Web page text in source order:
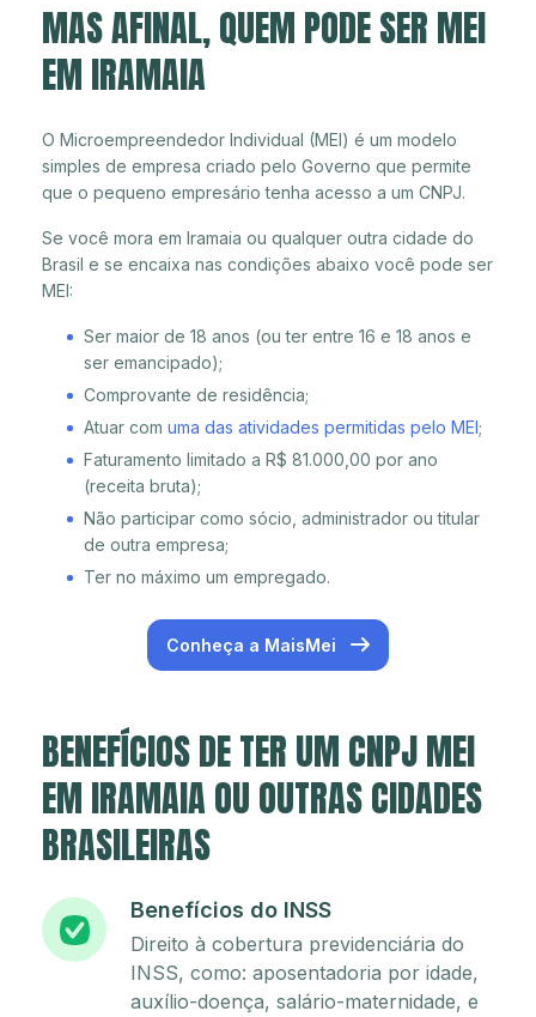
MAS AFINAL, QUEM PODE SER MEI
EM IRAMAIA
O Microempreendedor Individual (MEI) é um modelo
simples de empresa criado pelo Governo que permite
que o pequeno empresário tenha acesso a um CNPJ.
Se você mora em Iramaia ou qualquer outra cidade do
Brasil e se encaixa nas condições abaixo você pode ser
MEI:
Ser maior de 18 anos (ou ter entre 16 e 18 anos e
ser emancipado);
Comprovante de residência;
Atuar com uma das atividades permitidas pelo MEI;
Faturamento limitado a R$ 81.000,00 por ano
(receita bruta);
Não participar como sócio, administrador ou titular
de outra empresa;
Ter no máximo um empregado.
Conheça a MaisMei
BENEFÍCIOS DE TER UM CNPJ MEI
EM IRAMAIA OU OUTRAS CIDADES
BRASILEIRAS
Benefícios do INSS
Direito à cobertura previdenciária do
INSS, como: aposentadoria por idade,
auxílio-doença, salário-maternidade, e